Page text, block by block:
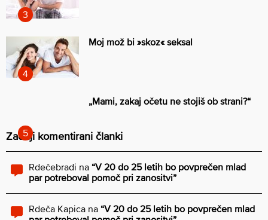
Moj mož bi »skoz« seksal
„Mami, zakaj očetu ne stojiš ob strani?“
Zadnji komentirani članki
Rdečebradi na “V 20 do 25 letih bo povprečen mlad
par potreboval pomoč pri zanositvi”
Rdeča Kapica na “V 20 do 25 letih bo povprečen mlad